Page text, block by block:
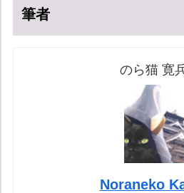
筆者
のら猫 寛
Noraneko